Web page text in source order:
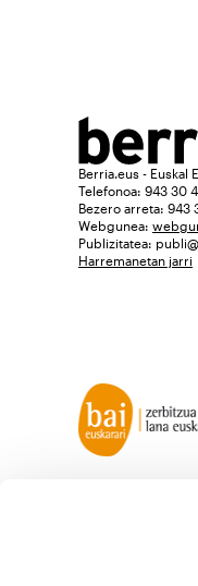
Berria.eus - Euskal
Telefonoa: 943 30
Bezero arreta: 943
Webgunea:
Publizitatea:
Harremanetan jarri